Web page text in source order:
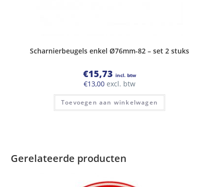
Scharnierbeugels enkel Ø76mm-82 – set 2 stuks
€15,73 incl. btw
€13,00 excl. btw
Toevoegen aan winkelwagen
Gerelateerde producten